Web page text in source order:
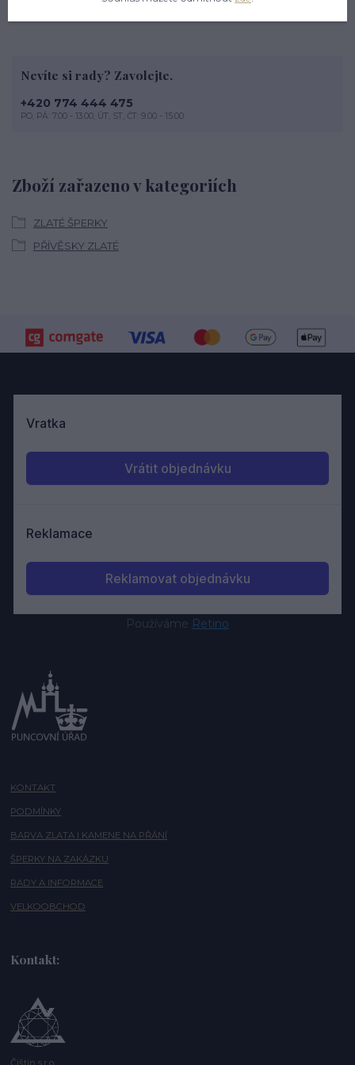
Zboží zařazeno v kategoriích
ZLATÉ ŠPERKY
PŘÍVĚSKY ZLATÉ
Nevíte si rady? Zavolejte.
+420 774 444 475
PO, PÁ: 7.00 - 13.00, ÚT, ST, ČT: 9.00 - 15.00
Používáme Retino
KONTAKT
PODMÍNKY
BARVA ZLATA I KAMENE NA PŘÁNÍ
ŠPERKY NA ZAKÁZKU
RADY A INFORMACE
VELKOOBCHOD
Kontakt: